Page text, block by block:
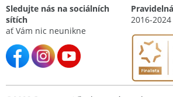
Sledujte nás na sociálních
sítích
ať Vám nic neunikne
2016-2024